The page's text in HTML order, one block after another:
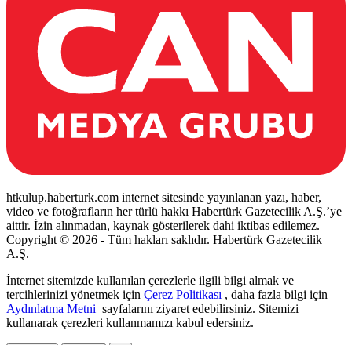
htkulup.haberturk.com internet sitesinde yayınlanan yazı, haber,
video ve fotoğrafların her türlü hakkı Habertürk Gazetecilik A.Ş.’ye
aittir. İzin alınmadan, kaynak gösterilerek dahi iktibas edilemez.
Copyright © 2026 - Tüm hakları saklıdır. Habertürk Gazetecilik
A.Ş.
İnternet sitemizde kullanılan çerezlerle ilgili bilgi almak ve
tercihlerinizi yönetmek için Çerez Politikası , daha fazla bilgi için
Aydınlatma Metni sayfalarını ziyaret edebilirsiniz. Sitemizi
kullanarak çerezleri kullanmamızı kabul edersiniz.